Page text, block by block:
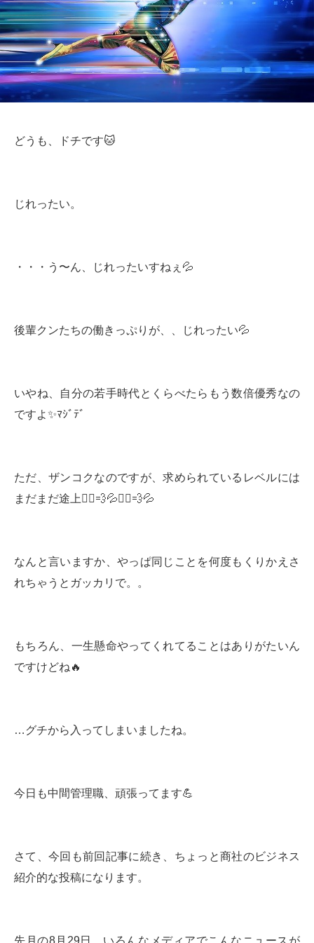
どうも、ドチです🐱
じれったい。
・・・う〜ん、じれったいすねぇ💦
後輩クンたちの働きっぷりが、、じれったい💦
いやね、自分の若手時代とくらべたらもう数倍優秀なの
ですよ✨ﾏｼﾞﾃﾞ
ただ、ザンコクなのですが、求められているレベルには
まだまだ途上🏃‍♂️💨💦🏃‍♀️💨💦
なんと言いますか、やっぱ同じことを何度もくりかえさ
れちゃうとガッカリで。。
もちろん、一生懸命やってくれてることはありがたいん
ですけどね🔥
…グチから入ってしまいましたね。
今日も中間管理職、頑張ってます💪
さて、今回も前回記事に続き、ちょっと商社のビジネス
紹介的な投稿になります。
先月の8月29日、いろんなメディアでこんなニュースが